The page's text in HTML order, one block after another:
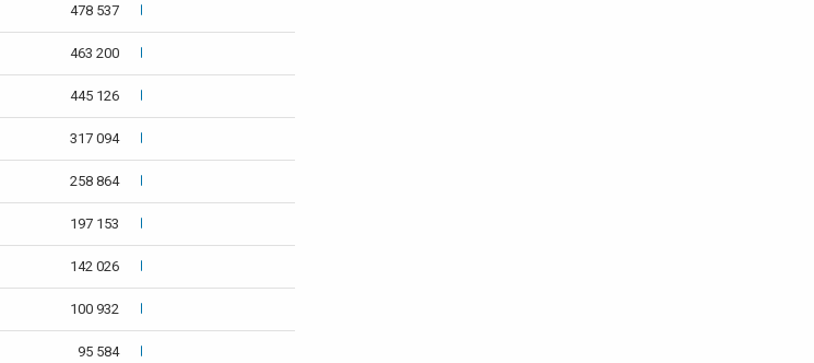
478 537
463 200
445 126
317 094
258 864
197 153
142 026
100 932
95 584